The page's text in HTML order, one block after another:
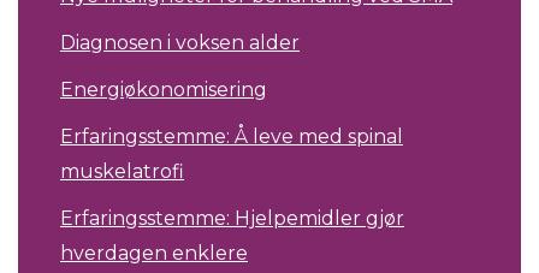
Diagnosen i voksen alder
Energiøkonomisering
Erfaringsstemme: Å leve med spinal
muskelatrofi
Erfaringsstemme: Hjelpemidler gjør
hverdagen enklere